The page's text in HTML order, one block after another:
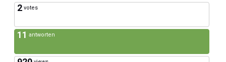
2 votes
11 antworten